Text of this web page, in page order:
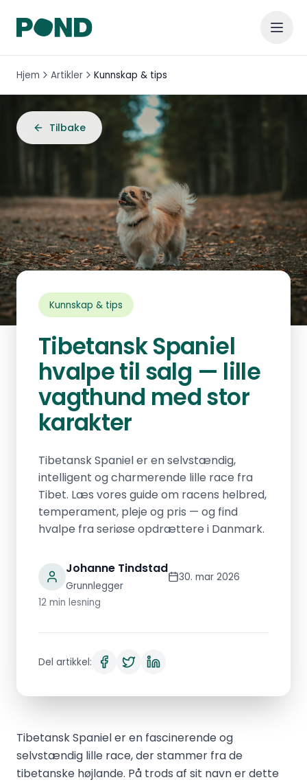
Hjem Artikler Kunnskap & tips
Tilbake
Kunnskap & tips
Tibetansk Spaniel
hvalpe til salg — lille
vagthund med stor
karakter
Tibetansk Spaniel er en selvstændig,
intelligent og charmerende lille race fra
Tibet. Læs vores guide om racens helbred,
temperament, pleje og pris — og find
hvalpe fra seriøse opdrættere i Danmark.
Johanne Tindstad
Grunnlegger
30. mar 2026
12 min lesning
Del artikkel:
Tibetansk Spaniel er en fascinerende og
selvstændig lille race, der stammer fra de
tibetanske højlande. På trods af sit navn er dette